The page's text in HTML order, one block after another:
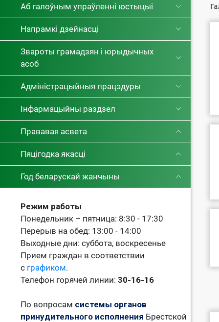
Аб галоўным упраўленні юстыцыі
Напрамкі дзейнасці
Звароты грамадзян і юрыдычных
асоб
Адміністрацыйныя працэдуры
Інфармацыйны раздзел
Прававая асвета
Пяцігодка якасці
Год беларускай жанчыны
Режим работы
Понедельник – пятница: 8:30 - 17:30
Перерыв на обед: 13:00 - 14:00
Выходные дни: суббота, воскресенье
Прием граждан в соответствии
с графиком.
Телефон горячей линии: 30-16-16
По вопросам системы органов
принудительного исполнения Брестской